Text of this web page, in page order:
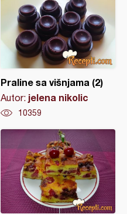
Praline sa višnjama (2)
Autor: jelena nikolic
10359